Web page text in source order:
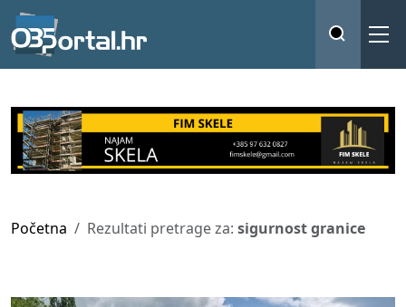
Početna Rezultati pretrage za: sigurnost granice